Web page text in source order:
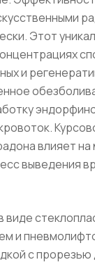
Этот
и
влияет
выведения
виде
и
с